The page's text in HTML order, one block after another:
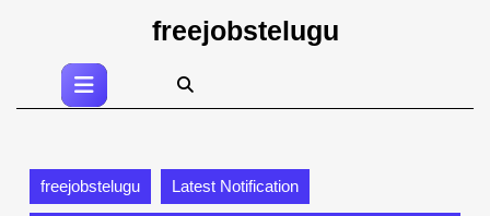
to
freejobstelugu
Open
Button
freejobstelugu Latest Notification